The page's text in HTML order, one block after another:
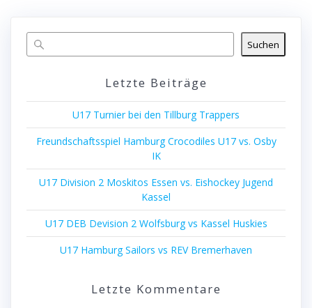
Suchen
Letzte Beiträge
U17 Turnier bei den Tillburg Trappers
Freundschaftsspiel Hamburg Crocodiles U17 vs. Osby
IK
U17 Division 2 Moskitos Essen vs. Eishockey Jugend
Kassel
U17 DEB Devision 2 Wolfsburg vs Kassel Huskies
U17 Hamburg Sailors vs REV Bremerhaven
Letzte Kommentare